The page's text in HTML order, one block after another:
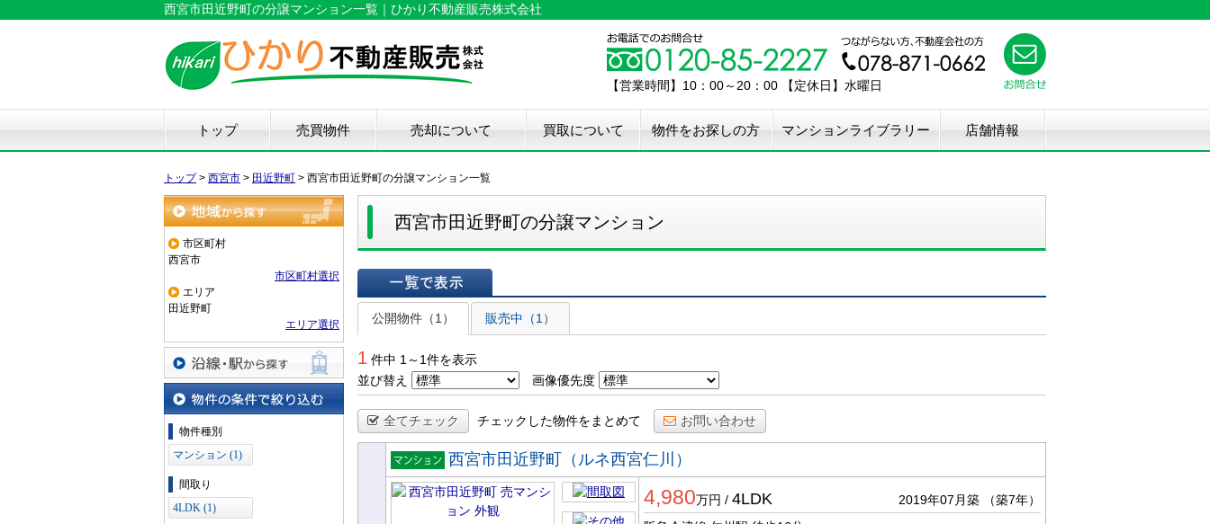
西宮市田近野町の分譲マンション一覧｜ひかり不動産販売株式会社
【営業時間】10：00～20：00 【定休日】水曜日
トップ 売買物件
新築戸建て
中古戸建て
マンション
土地
売却について
仲介手数料50%OFF
物件無料査定
中古住宅瑕疵保証
住宅設備検査保証
リペア・メンテナンス
ハウスクリーニング
不用品撤去サービス
買取について 物件をお探しの方 マンションライブラリー 店舗情報
トップ> 西宮市 > 田近野町 > 西宮市田近野町の分譲マンション一覧
地域から探す
市区町村
西宮市
市区町村選択
エリア
田近野町
エリア選択
沿線・駅から探す
物件の条件で絞り込む
物件種別
マンション (1)
間取り
4LDK (1)
西宮市田近野町の分譲マンション
一覧で表示
公開物件（1）
販売中（1）
1 件中 1～1件を表示
並び替え
画像優先度
全てチェック チェックした物件をまとめて お問い合わせ
売マンシ
ョン
西宮市田近野町（ルネ西宮仁川）
4,980万円 / 4LDK 2019年07月築
（築7年）